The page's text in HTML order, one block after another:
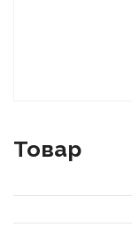
Товар